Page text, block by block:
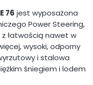
76 jest wyposażona
Power Steering,
łatwością nawet w
wysoki, odporny
i stalowa
śniegiem i lodem